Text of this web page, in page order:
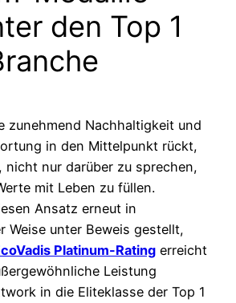
den Top 1
zunehmend Nachhaltigkeit und
in den Mittelpunkt rückt,
nicht nur darüber zu sprechen,
mit Leben zu füllen.
Ansatz erneut in
Weise unter Beweis gestellt,
Platinum-Rating erreicht
Leistung
in die Eliteklasse der Top 1